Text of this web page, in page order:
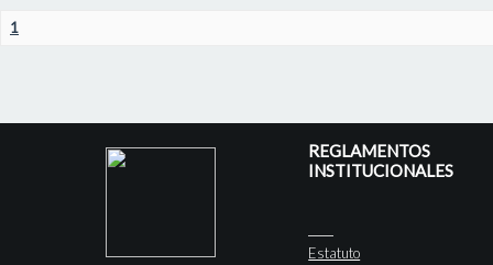
1
REGLAMENTOS
INSTITUCIONALES
Estatuto